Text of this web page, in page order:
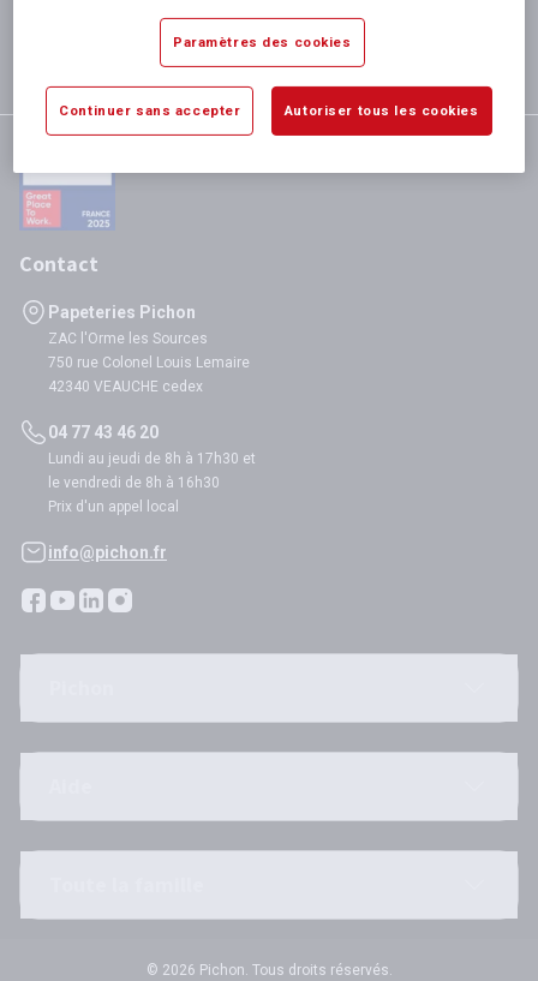
si validation avant 12h
satisfaction totale
Contact
Papeteries Pichon
ZAC l'Orme les Sources
750 rue Colonel Louis Lemaire
42340 VEAUCHE cedex
04 77 43 46 20
Lundi au jeudi de 8h à 17h30 et
le vendredi de 8h à 16h30
Prix d'un appel local
info@pichon.fr
© 2026 Pichon. Tous droits réservés.
Paramètres des cookies
Continuer sans accepter Autoriser tous les cookies